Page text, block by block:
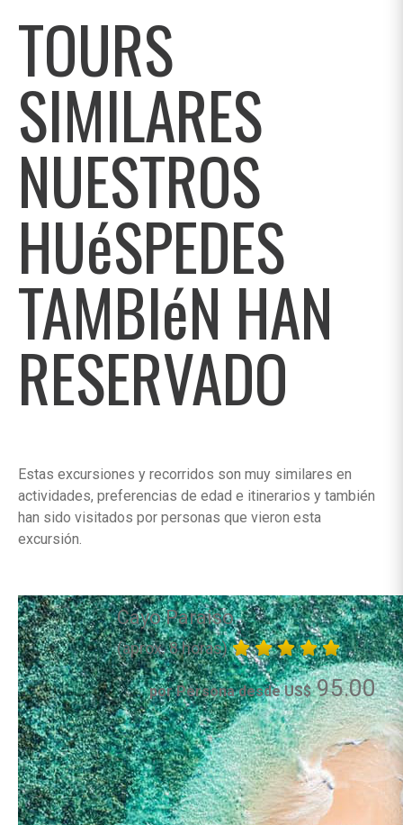
TOURS
SIMILARES
NUESTROS
HUéSPEDES
TAMBIéN HAN
RESERVADO
Estas excursiones y recorridos son muy similares en
actividades, preferencias de edad e itinerarios y también
han sido visitados por personas que vieron esta
excursión.
Cayo Paraiso
(aprox. 8 horas)
por Persona desde US$95.00